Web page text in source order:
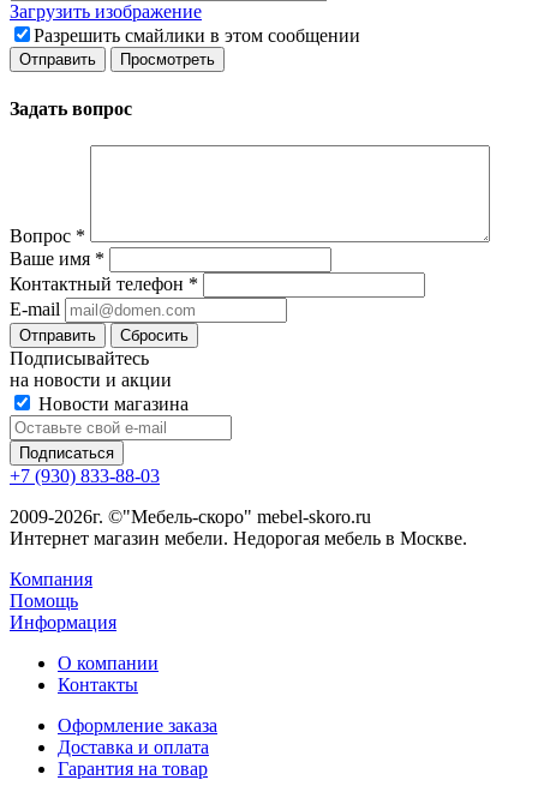
Загрузить изображение
Разрешить смайлики в этом сообщении
Задать вопрос
Вопрос *
Ваше имя *
Контактный телефон *
E-mail
Сбросить
Подписывайтесь
на новости и акции
Новости магазина
+7 (930) 833-88-03
2009-2026г. ©"Мебель-скоро" mebel-skoro.ru
Интернет магазин мебели. Недорогая мебель в Москве.
Компания
Помощь
Информация
О компании
Контакты
Оформление заказа
Доставка и оплата
Гарантия на товар